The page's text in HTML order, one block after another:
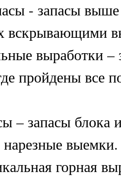
- запасы
вскрывающими
выработки –
пройдены все
– запасы блока
выемки.
горная